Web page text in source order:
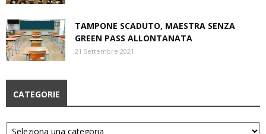
TAMPONE SCADUTO, MAESTRA SENZA
GREEN PASS ALLONTANATA
21 Settembre 2021
CATEGORIE
Categorie